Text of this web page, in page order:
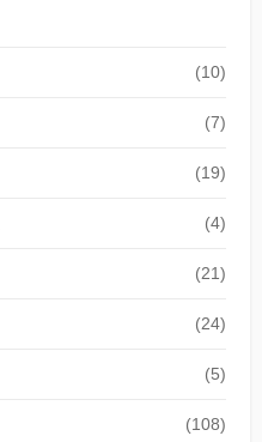
(10)
(7)
(19)
(4)
(21)
(24)
(5)
(108)